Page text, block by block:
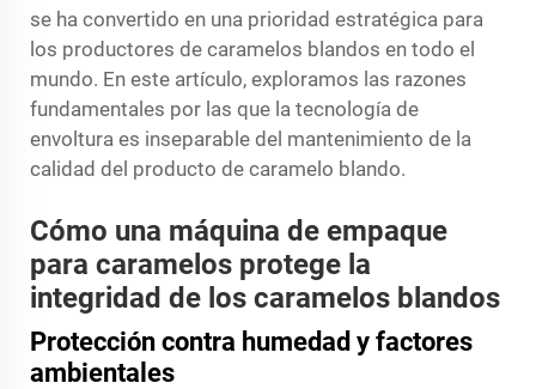
se ha convertido en una prioridad estratégica para
los productores de caramelos blandos en todo el
mundo. En este artículo, exploramos las razones
fundamentales por las que la tecnología de
envoltura es inseparable del mantenimiento de la
calidad del producto de caramelo blando.
Cómo una máquina de empaque
para caramelos protege la
integridad de los caramelos blandos
Protección contra humedad y factores
ambientales